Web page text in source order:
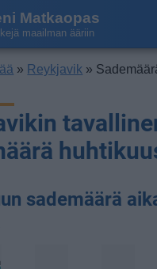
Matkaopas
maailman ääriin
» Reykjavik »
sademäärä